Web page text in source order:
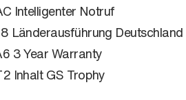
Intelligenter Notruf
Länderausführung Deutschland
3 Year Warranty
Inhalt GS Trophy